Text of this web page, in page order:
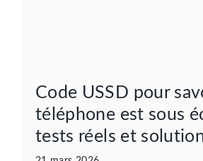
Code USSD pour
téléphone est sous
tests réels et